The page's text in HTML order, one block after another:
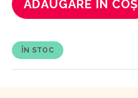
ADĂUGARE ÎN COȘ
ÎN STOC